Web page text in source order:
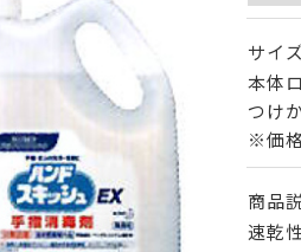
サイ
本体
つけ
※価
商品
速乾